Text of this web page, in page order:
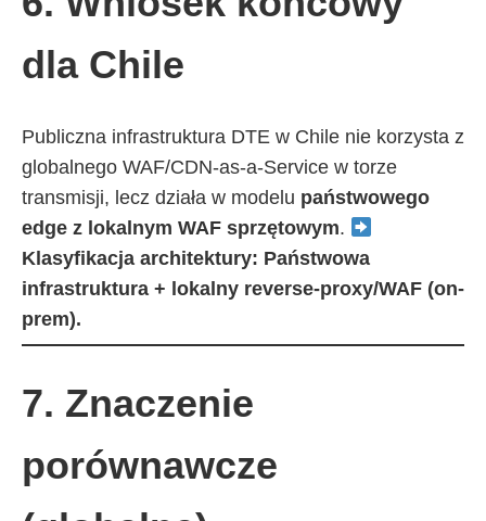
dla Chile
Publiczna infrastruktura DTE w Chile nie korzysta z
globalnego WAF/CDN-as-a-Service w torze
transmisji, lecz działa w modelu państwowego
edge z lokalnym WAF sprzętowym.
Klasyfikacja architektury: Państwowa
infrastruktura + lokalny reverse-proxy/WAF (on-
prem).
7. Znaczenie
porównawcze